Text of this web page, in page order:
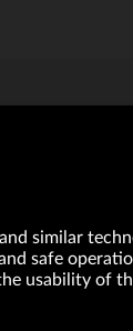
similar
safe
usability of